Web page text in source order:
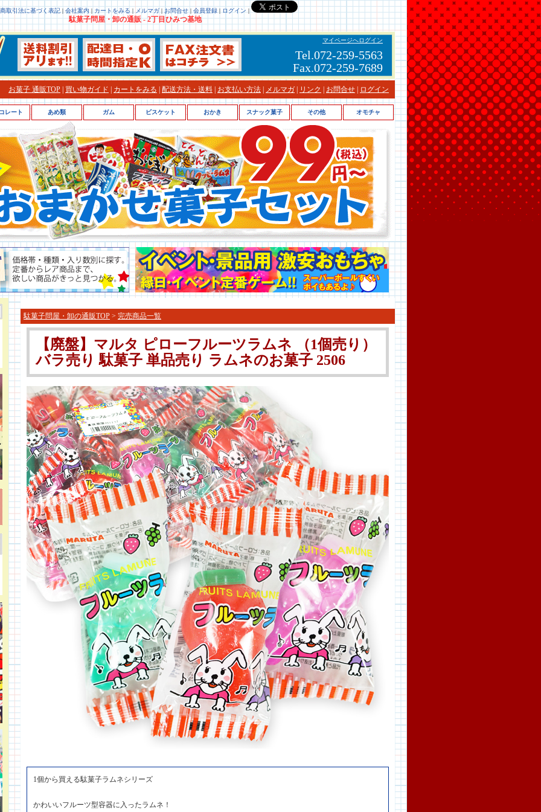
取引法に基づく表記 | 会社案内 | カートをみる | メルマガ| お問合せ| 会員登録| ログイン |
駄菓子問屋・卸の通販 - 2丁目ひみつ基地
マイページへログイン
Tel.072-259-5563
Fax.072-259-7689
お菓子 通販TOP 買い物ガイド カートをみる 配送方法・送料 お支払い方法 メルマガ リンク お問合せ ログイン
駄菓子問屋・卸の通販TOP > 完売商品一覧
【廃盤】マルタ ピローフルーツラムネ （1個売り）
バラ売り 駄菓子 単品売り ラムネのお菓子 2506
1個から買える駄菓子ラムネシリーズ
かわいいフルーツ型容器に入ったラムネ！